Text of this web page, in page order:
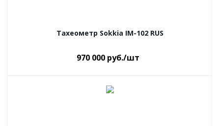
Тахеометр Sokkia IM-102 RUS
970 000 руб./шт